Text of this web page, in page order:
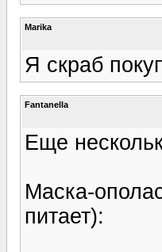
Marika
Я скраб
Fantanella
Еще
Маска-
питает):